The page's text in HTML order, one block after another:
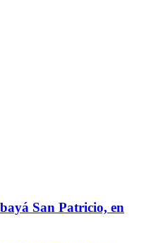
San Patricio, en